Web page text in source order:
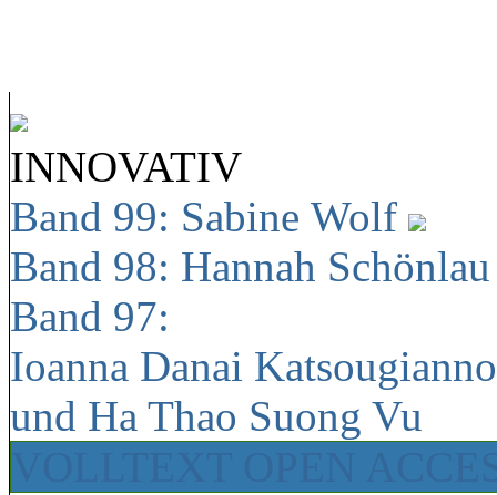
INNOVATIV
Band 99: Sabine Wolf
Band 98: Hannah
Band 97:
Ioanna Danai
und Ha Thao Suong Vu